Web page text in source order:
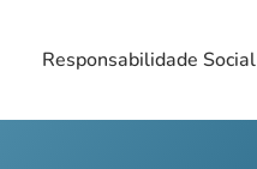
Responsabilidade Social